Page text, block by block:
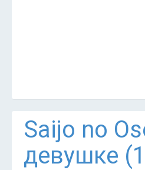
Saijo no
девушке